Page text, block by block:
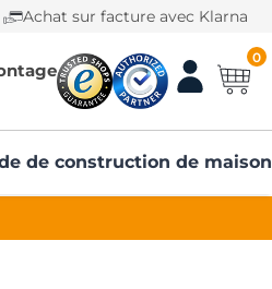
Achat sur facture avec Klarna
0
de construction de maison